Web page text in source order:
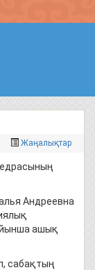
Жаңалықтар
Андреевна
ашық
сабақтың